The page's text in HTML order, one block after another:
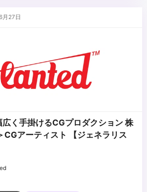
等のゲームエンジンの使用経験
ィスティックな感性を両立できる方
月27日
く手掛けるCGプロダクション 株
アーティスト 【ジェネラリス